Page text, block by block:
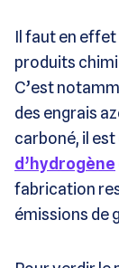
Il faut en effet
produits
C’est
des engrais
carboné, il
d’hydrogène
fabrication
émissions de